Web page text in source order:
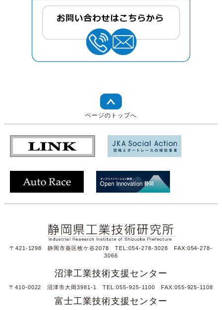
ページのトップへ
〒421-1298 静岡市葵区牧ケ谷2078 TEL:054-278-3028 FAX:054-278-
3066
沼津工業技術支援センター
〒410-0022 沼津市大岡3981-1 TEL:055-925-1100 FAX:055-925-1108
富士工業技術支援センター